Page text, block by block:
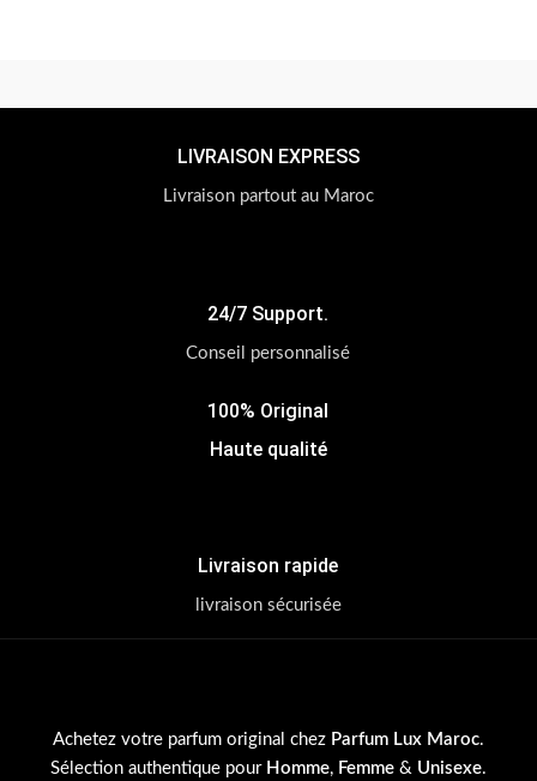
LIVRAISON EXPRESS
Livraison partout au Maroc
24/7 Support.
Conseil personnalisé
100% Original
Haute qualité
Livraison rapide
livraison sécurisée
Achetez votre parfum original chez Parfum Lux Maroc.
Sélection authentique pour Homme, Femme& Unisexe.